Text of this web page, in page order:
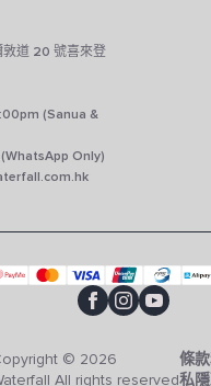
敦道 20 號喜來登
(Sanua &
Only)
© 2026
All rights reserved
條
私